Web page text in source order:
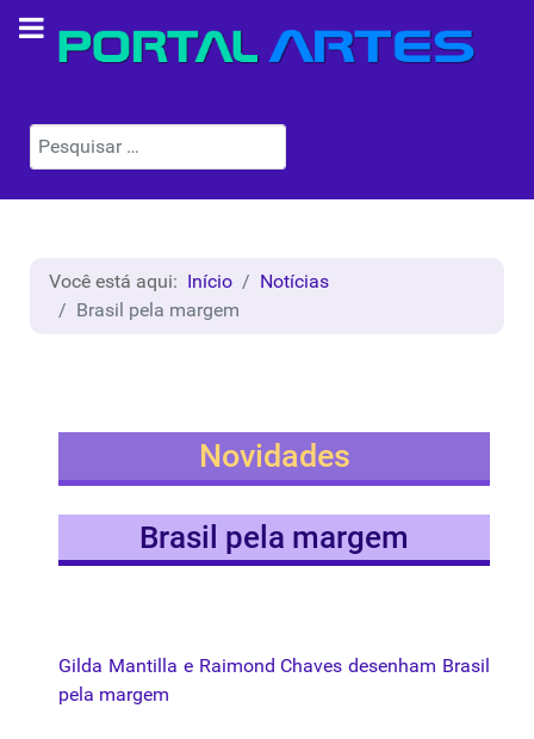
Pesquisar
Você está aqui: Início
Notícias
Brasil pela margem
Novidades
Brasil pela margem
Gilda Mantilla e Raimond Chaves desenham Brasil
pela margem